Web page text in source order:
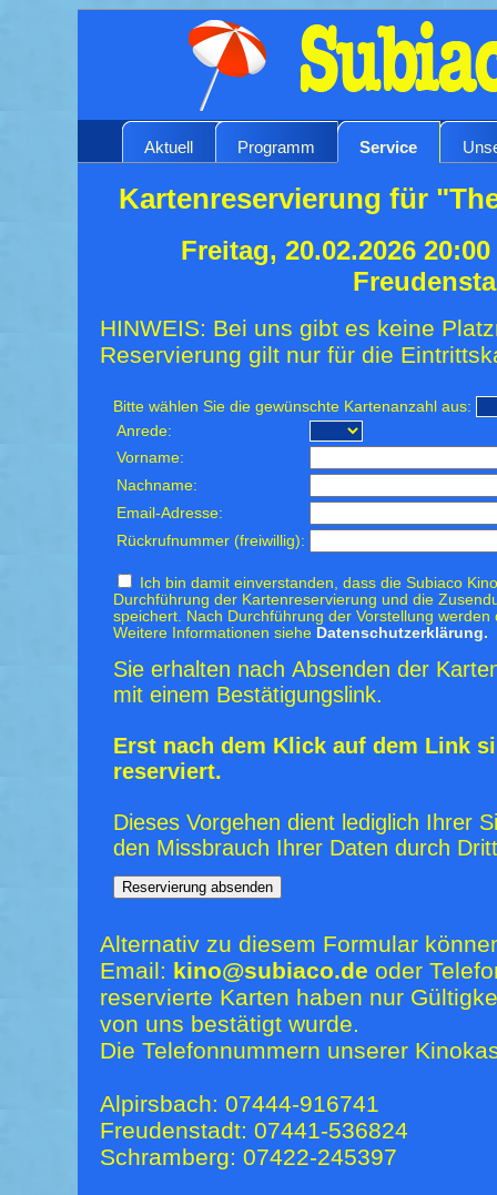
Aktuell Programm Service
Kartenreservierung für
Freitag, 20.02.2026
HINWEIS: Bei uns gibt es keine
Reservierung gilt nur für die
Bitte wählen Sie die gewünschte Kartenanzahl aus:
Anrede:
Vorname:
Nachname:
Email-Adresse:
Rückrufnummer (freiwillig):
Ich bin damit einverstanden, dass die Subiaco
Durchführung der Kartenreservierung und die
speichert. Nach Durchführung der Vorstellung
Weitere Informationen siehe Datenschutzerklärung.
Sie erhalten nach Absenden der
mit einem Bestätigungslink.
Erst nach dem Klick auf dem Link
reserviert.
Dieses Vorgehen dient lediglich Ihrer
den Missbrauch Ihrer Daten durch
Alternativ zu diesem Formular
Email: kino@subiaco.de oder
reservierte Karten haben nur
von uns bestätigt wurde.
Die Telefonnummern unserer
Alpirsbach: 07444-916741
Freudenstadt: 07441-536824
Schramberg: 07422-245397